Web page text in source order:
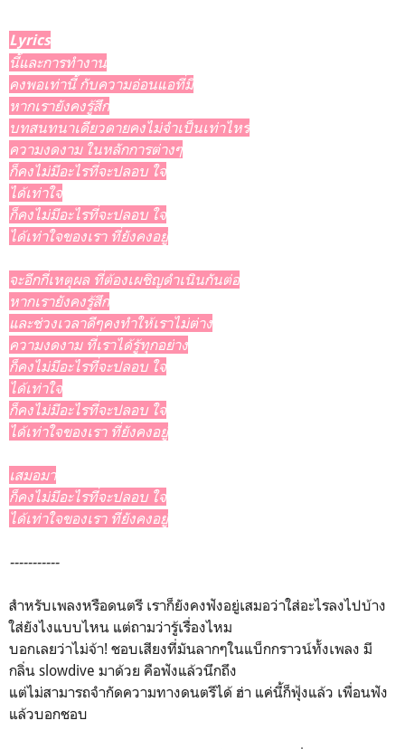
Lyrics
นี้และการทำงาน
คงพอเท่านี้ กับความอ่อนแอที่มี
หากเรายังคงรู้สึก
บทสนทนาเดียวดายคงไม่จำเป็นเท่าไหร่
ความงดงาม ในหลักการต่างๆ
ก็คงไม่มีอะไรที่จะปลอบ ใจ
ได้เท่าใจ
ก็คงไม่มีอะไรที่จะปลอบ ใจ
ได้เท่าใจของเรา ที่ยังคงอยู่
จะอีกกี่เหตุผล ที่ต้องเผชิญดำเนินกันต่อ
หากเรายังคงรู้สึก
และช่วงเวลาดีๆคงทำให้เราไม่ต่าง
ความงดงาม ที่เราได้รู้ทุกอย่าง
ก็คงไม่มีอะไรที่จะปลอบ ใจ
ได้เท่าใจ
ก็คงไม่มีอะไรที่จะปลอบ ใจ
ได้เท่าใจของเรา ที่ยังคงอยู่
เสมอมา
ก็คงไม่มีอะไรที่จะปลอบ ใจ
ได้เท่าใจของเรา ที่ยังคงอยู่
-----------
สำหรับเพลงหรือดนตรี เราก็ยังคงฟังอยู่เสมอว่าใส่อะไรลงไปบ้าง
ใส่ยังไงแบบไหน แต่ถามว่ารู้เรื่องไหม
บอกเลยว่าไม่จ้า! ชอบเสียงที่มันลากๆในแบ็กกราวน์ทั้งเพลง มี
กลิ่น slowdive มาด้วย คือฟังแล้วนึกถึง
แต่ไม่สามารถจำกัดความทางดนตรีได้ ฮ่า แค่นี้ก็ฟุ้งแล้ว เพื่อนฟัง
แล้วบอกชอบ